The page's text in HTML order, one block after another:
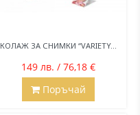
КОЛАЖ ЗА СНИМКИ “VARIETY...
149 лв. / 76,18 €
Поръчай